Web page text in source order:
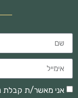
אני מאשר/ת קבלת